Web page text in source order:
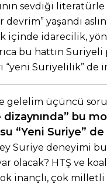
sevdiği literatürle
yaşandı
içinde idarecilik,
bu hattın
“yeni Suriyelilik” de
gelelim üçüncü
dizaynında” bu
“Yeni Suriye”
Suriye deneyimi
olacak? HTŞ ve
inançlı, çok